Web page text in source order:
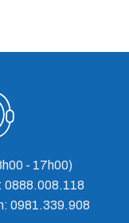
- 17h00)
0888.008.118
0981.339.908